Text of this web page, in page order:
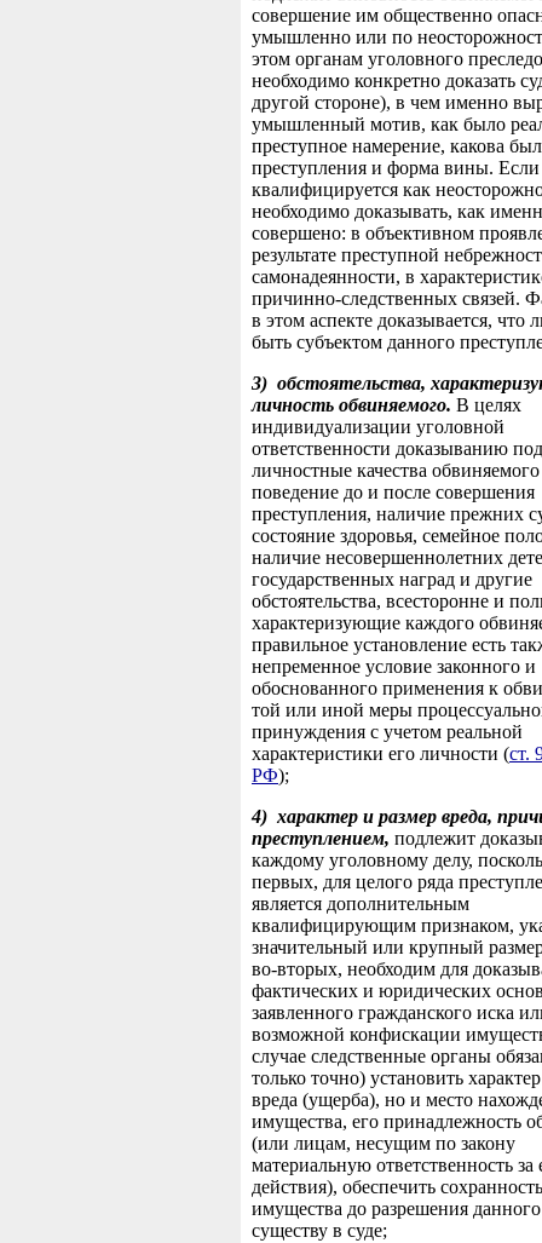
совершение им общественно
умышленно или по
этом органам уголовного
необходимо конкретно доказать
другой стороне), в чем именно
умышленный мотив, как было
преступное намерение, какова
преступления и форма вины. Если
квалифицируется как
необходимо доказывать, как
совершено: в объективном
результате преступной
самонадеянности, в
причинно-следственных связей.
в этом аспекте доказывается, что
быть субъектом данного
3) обстоятельства,
личность обвиняемого. В целях
индивидуализации уголовной
ответственности доказыванию
личностные качества обвиняемого
поведение до и после совершения
преступления, наличие прежних
состояние здоровья, семейное
наличие несовершеннолетних
государственных наград и другие
обстоятельства, всесторонне и
характеризующие каждого
правильное установление есть
непременное условие законного и
обоснованного применения к
той или иной меры
принуждения с учетом реальной
характеристики его личности (ст.
РФ);
4)характер и размер вреда,
преступлением, подлежит
каждому уголовному делу,
первых, для целого ряда
является дополнительным
квалифицирующим признаком,
значительный или крупный
во-вторых, необходим для
фактических и юридических
заявленного гражданского иска
возможной конфискации
случае следственные органы
только точно) установить
вреда (ущерба), но и место
имущества, его принадлежность
(или лицам, несущим по закону
материальную ответственность за
действия), обеспечить
имущества до разрешения
существу в суде;